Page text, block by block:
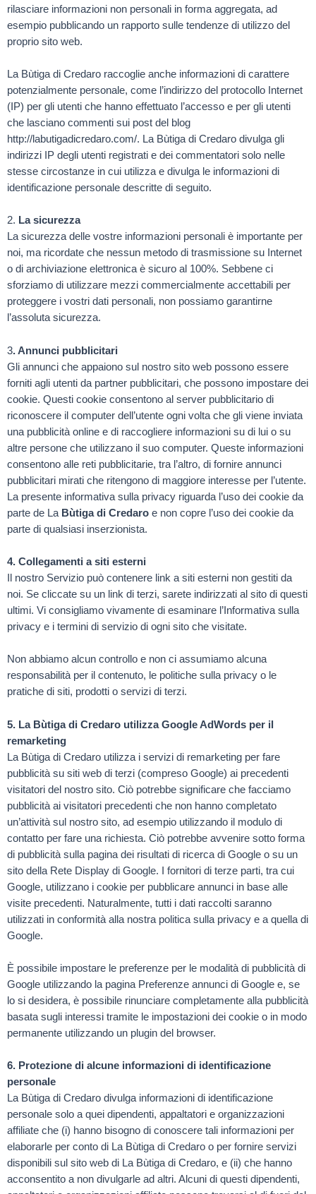
rilasciare informazioni non personali in forma aggregata, ad
esempio pubblicando un rapporto sulle tendenze di utilizzo del
proprio sito web.
La Bùtiga di Credaro raccoglie anche informazioni di carattere
potenzialmente personale, come l’indirizzo del protocollo Internet
(IP) per gli utenti che hanno effettuato l’accesso e per gli utenti
che lasciano commenti sui post del blog
http://labutigadicredaro.com/. La Bùtiga di Credaro divulga gli
indirizzi IP degli utenti registrati e dei commentatori solo nelle
stesse circostanze in cui utilizza e divulga le informazioni di
identificazione personale descritte di seguito.
2. La sicurezza
La sicurezza delle vostre informazioni personali è importante per
noi, ma ricordate che nessun metodo di trasmissione su Internet
o di archiviazione elettronica è sicuro al 100%. Sebbene ci
sforziamo di utilizzare mezzi commercialmente accettabili per
proteggere i vostri dati personali, non possiamo garantirne
l’assoluta sicurezza.
3. Annunci pubblicitari
Gli annunci che appaiono sul nostro sito web possono essere
forniti agli utenti da partner pubblicitari, che possono impostare dei
cookie. Questi cookie consentono al server pubblicitario di
riconoscere il computer dell’utente ogni volta che gli viene inviata
una pubblicità online e di raccogliere informazioni su di lui o su
altre persone che utilizzano il suo computer. Queste informazioni
consentono alle reti pubblicitarie, tra l’altro, di fornire annunci
pubblicitari mirati che ritengono di maggiore interesse per l’utente.
La presente informativa sulla privacy riguarda l’uso dei cookie da
parte de La Bùtiga di Credaro e non copre l’uso dei cookie da
parte di qualsiasi inserzionista.
4. Collegamenti a siti esterni
Il nostro Servizio può contenere link a siti esterni non gestiti da
noi. Se cliccate su un link di terzi, sarete indirizzati al sito di questi
ultimi. Vi consigliamo vivamente di esaminare l’Informativa sulla
privacy e i termini di servizio di ogni sito che visitate.
Non abbiamo alcun controllo e non ci assumiamo alcuna
responsabilità per il contenuto, le politiche sulla privacy o le
pratiche di siti, prodotti o servizi di terzi.
5. La Bùtiga di Credaro utilizza Google AdWords per il
remarketing
La Bùtiga di Credaro utilizza i servizi di remarketing per fare
pubblicità su siti web di terzi (compreso Google) ai precedenti
visitatori del nostro sito. Ciò potrebbe significare che facciamo
pubblicità ai visitatori precedenti che non hanno completato
un’attività sul nostro sito, ad esempio utilizzando il modulo di
contatto per fare una richiesta. Ciò potrebbe avvenire sotto forma
di pubblicità sulla pagina dei risultati di ricerca di Google o su un
sito della Rete Display di Google. I fornitori di terze parti, tra cui
Google, utilizzano i cookie per pubblicare annunci in base alle
visite precedenti. Naturalmente, tutti i dati raccolti saranno
utilizzati in conformità alla nostra politica sulla privacy e a quella di
Google.
È possibile impostare le preferenze per le modalità di pubblicità di
Google utilizzando la pagina Preferenze annunci di Google e, se
lo si desidera, è possibile rinunciare completamente alla pubblicità
basata sugli interessi tramite le impostazioni dei cookie o in modo
permanente utilizzando un plugin del browser.
6. Protezione di alcune informazioni di identificazione
personale
La Bùtiga di Credaro divulga informazioni di identificazione
personale solo a quei dipendenti, appaltatori e organizzazioni
affiliate che (i) hanno bisogno di conoscere tali informazioni per
elaborarle per conto di La Bùtiga di Credaro o per fornire servizi
disponibili sul sito web di La Bùtiga di Credaro, e (ii) che hanno
acconsentito a non divulgarle ad altri. Alcuni di questi dipendenti,